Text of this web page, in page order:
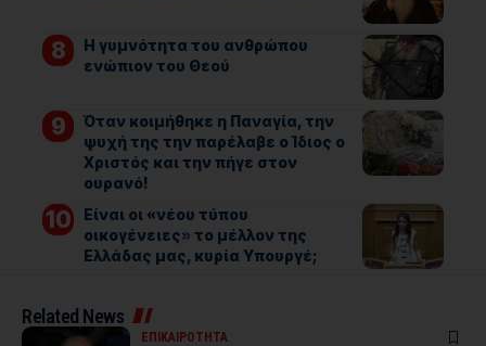
Η γυμνότητα του ανθρώπου
ενώπιον του Θεού
Όταν κοιμήθηκε η Παναγία, την
ψυχή της την παρέλαβε ο Ίδιος ο
Χριστός και την πήγε στον
ουρανό!
Είναι οι «νέου τύπου
οικογένειες» το μέλλον της
Ελλάδας μας, κυρία Υπουργέ;
Related News
ΕΠΙΚΑΙΡΟΤΗΤΑ